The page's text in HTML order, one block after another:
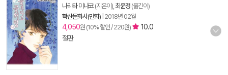
나리타 미나코(지은이), 최윤정 (옮긴이)
학산문화사(만화) 2018년 02월
4,050원 (10% 할인 / 220원)
10.0
절판